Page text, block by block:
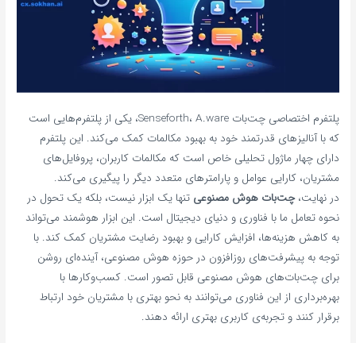
پلتفرم اختصاصی چت‌بات Senseforth، A.ware، یکی از پلتفرم‌هایی است
که با آنالیزهای قدرتمند خود به بهبود مکالمات کمک می‌کند. این پلتفرم
دارای چهار ماژول تحلیلی خاص است که مکالمات کاربران، پروفایل‌های
مشتریان، کارایی عوامل و پارامترهای متعدد دیگر را پیگیری می‌کند.
در نهایت،چت‌بات هوش مصنوعی تنها یک ابزار نیست، بلکه یک تحول در
نحوه تعامل ما با فناوری و دنیای دیجیتال است. این ابزار هوشمند می‌تواند
به کاهش هزینه‌ها، افزایش کارایی و بهبود رضایت مشتریان کمک کند. با
توجه به پیشرفت‌های روزافزون در حوزه هوش مصنوعی، آینده‌ای روشن
برای چت‌بات‌های هوش مصنوعی قابل تصور است. کسب‌وکارها با
بهره‌برداری از این فناوری می‌توانند به نحو بهتری با مشتریان خود ارتباط
برقرار کنند و تجربه‌ی کاربری بهتری ارائه دهند.